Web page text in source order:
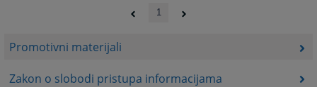
Promotivni materijali
Zakon o slobodi pristupa informacijama
1